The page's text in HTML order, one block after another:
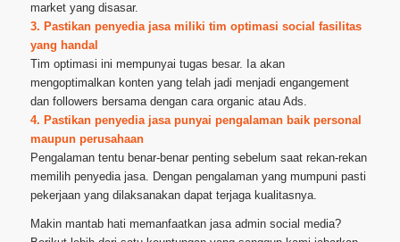
market yang disasar.
3. Pastikan penyedia jasa miliki tim optimasi social fasilitas
yang handal
Tim optimasi ini mempunyai tugas besar. Ia akan
mengoptimalkan konten yang telah jadi menjadi engangement
dan followers bersama dengan cara organic atau Ads.
4. Pastikan penyedia jasa punyai pengalaman baik personal
maupun perusahaan
Pengalaman tentu benar-benar penting sebelum saat rekan-rekan
memilih penyedia jasa. Dengan pengalaman yang mumpuni pasti
pekerjaan yang dilaksanakan dapat terjaga kualitasnya.
Makin mantab hati memanfaatkan jasa admin social media?